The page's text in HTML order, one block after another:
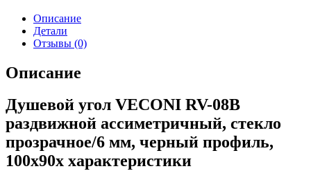
Описание
Детали
Отзывы (0)
Описание
Душевой угол VECONI RV-08B
раздвижной ассиметричный, стекло
прозрачное/6 мм, черный профиль,
100x90x характеристики